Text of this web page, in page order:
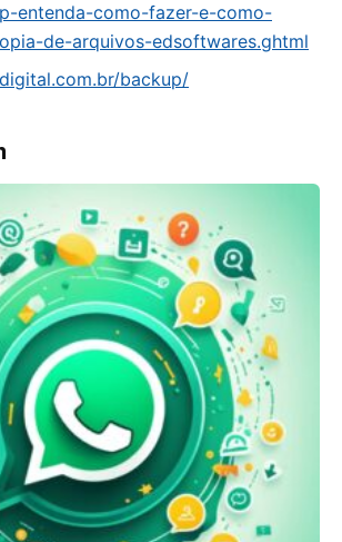
entenda-como-fazer-e-como-
de-arquivos-edsoftwares.ghtml
backup/